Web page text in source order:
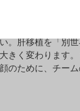
る
ります。患者さ
。肝移植を「別
きく変わります。
のために、チー